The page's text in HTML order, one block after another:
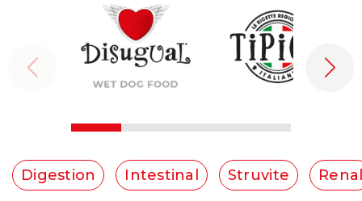
Digestion Intestinal Struvite